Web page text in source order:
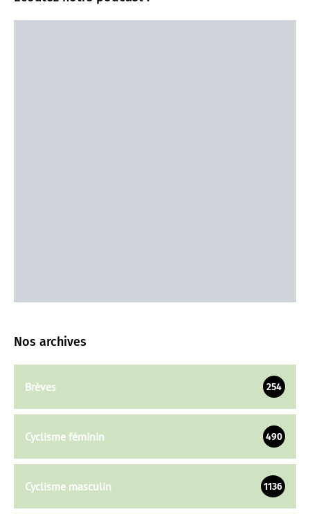
Nos archives
Brèves 254
Cyclisme féminin 490
Cyclisme masculin 1136